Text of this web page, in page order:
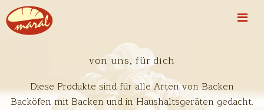
von uns, für dich
Diese Produkte sind für alle Arten von Backen
Backöfen mit Backen und in Haushaltsgeräten gedacht.